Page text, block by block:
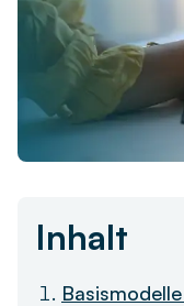
Live-Demo
Remote
Ob remote, im
passende
Zeitwirtschaft
Was unterscheidet
Newsletter
askDANTE
Inhalt